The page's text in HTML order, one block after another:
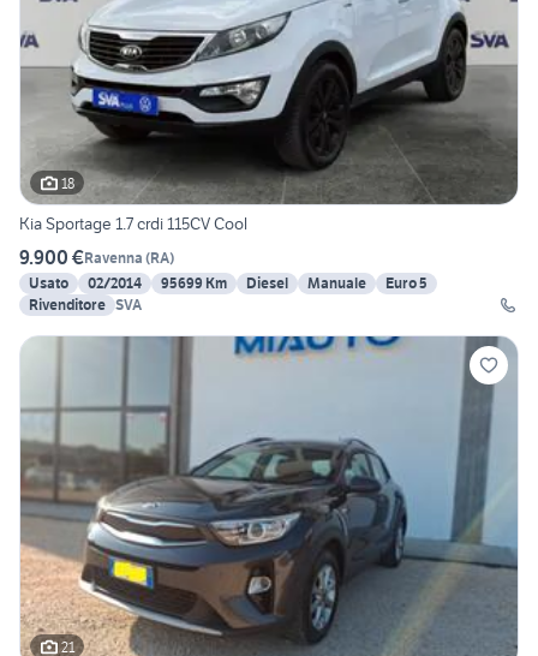
18
Kia Sportage 1.7 crdi 115CV Cool
9.900 €Ravenna (RA)
Usato
02/2014 95699 Km Diesel Manuale
Euro 5
Rivenditore SVA
21